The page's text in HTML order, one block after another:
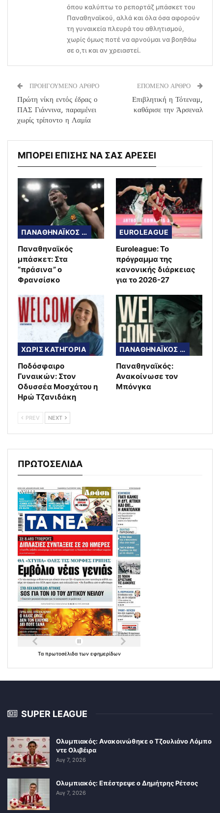
όπου καλύπτω το ρεπορτάζ μπάσκετ του
Παναθηναϊκού, αλλά και όλα όσα αφορούν
τη γυναικεία πλευρά του αθλητισμού,
χωρίς όμως ποτέ να αρνούμαι να βοηθάω
σε ο,τι και αν χρειαστεί.
ΠΡΟΗΓΟΥΜΕΝΟ ΑΡΘΡΟ
Πρώτη νίκη εντός έδρας ο
ΠΑΣ Γιάννινα, παραμένει
χωρίς τρίποντο η Λαμία
ΕΠΟΜΕΝΟ ΑΡΘΡΟ
Επιβλητική η Τότεναμ,
καθάρισε την Άρσεναλ
ΜΠΟΡΕΙ ΕΠΙΣΗΣ ΝΑ ΣΑΣ ΑΡΕΣΕΙ
ΠΑΝΑΘΗΝΑΪΚΟΣ ΜΠΑΣΚΕΤ
Παναθηναϊκός
μπάσκετ: Στα
“πράσινα” ο
Φρανσίσκο
EUROLEAGUE
Euroleague: Το
πρόγραμμα της
κανονικής διάρκειας
για το 2026-27
ΧΩΡΙΣ ΚΑΤΗΓΟΡΙΑ
Ποδόσφαιρο
Γυναικών: Στον
Οδυσσέα Μοσχάτου η
Ηρώ Τζανιδάκη
ΠΑΝΑΘΗΝΑΪΚΟΣ ΜΠΑΣΚΕΤ
Παναθηναϊκός:
Ανακοίνωσε τον
Μπόνγκα
PREV NEXT
ΠΡΩΤΟΣΕΛΙΔΑ
Τα πρωτοσέλιδα των εφημερίδων
SUPER LEAGUE
Ολυμπιακός: Ανακοινώθηκε ο Τζουλιάνο Λόμπο
ντε Ολιβέιρα
Αυγ 7, 2026
Ολυμπιακός: Επέστρεψε ο Δημήτρης Ρέτσος
Αυγ 7, 2026